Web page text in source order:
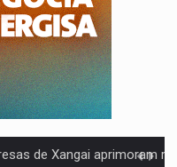
China descobre como explodir asteroide com bomba